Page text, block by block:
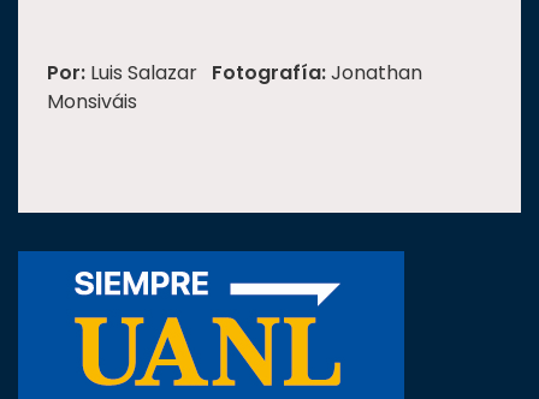
Por: Luis Salazar Fotografía:Jonathan
Monsiváis